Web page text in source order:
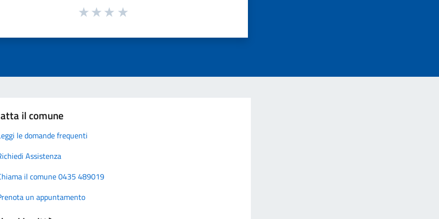
il comune
le domande frequenti
Assistenza
il comune 0435 489019
un appuntamento